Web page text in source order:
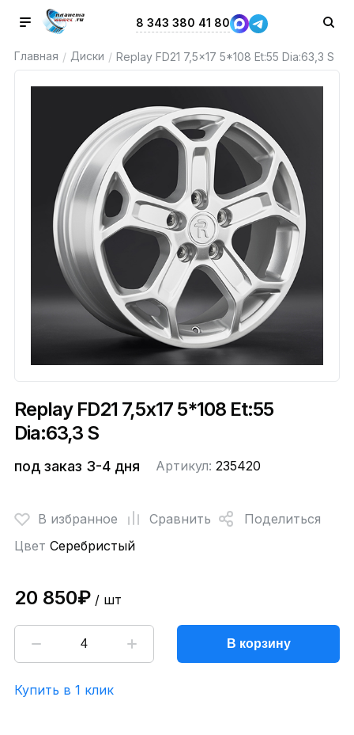
8 343 380 41 80
Главная / Диски / Replay FD21 7,5x17 5*108 Et:55 Dia:63,3 S
Replay FD21 7,5x17 5*108 Et:55
Dia:63,3 S
под заказ 3-4 дня Артикул: 235420
В избранное Сравнить
Поделиться
Цвет Серебристый
20 850₽/ шт
В корзину
Купить в 1 клик